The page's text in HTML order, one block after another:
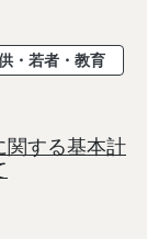
・若者・教育
関する基本計